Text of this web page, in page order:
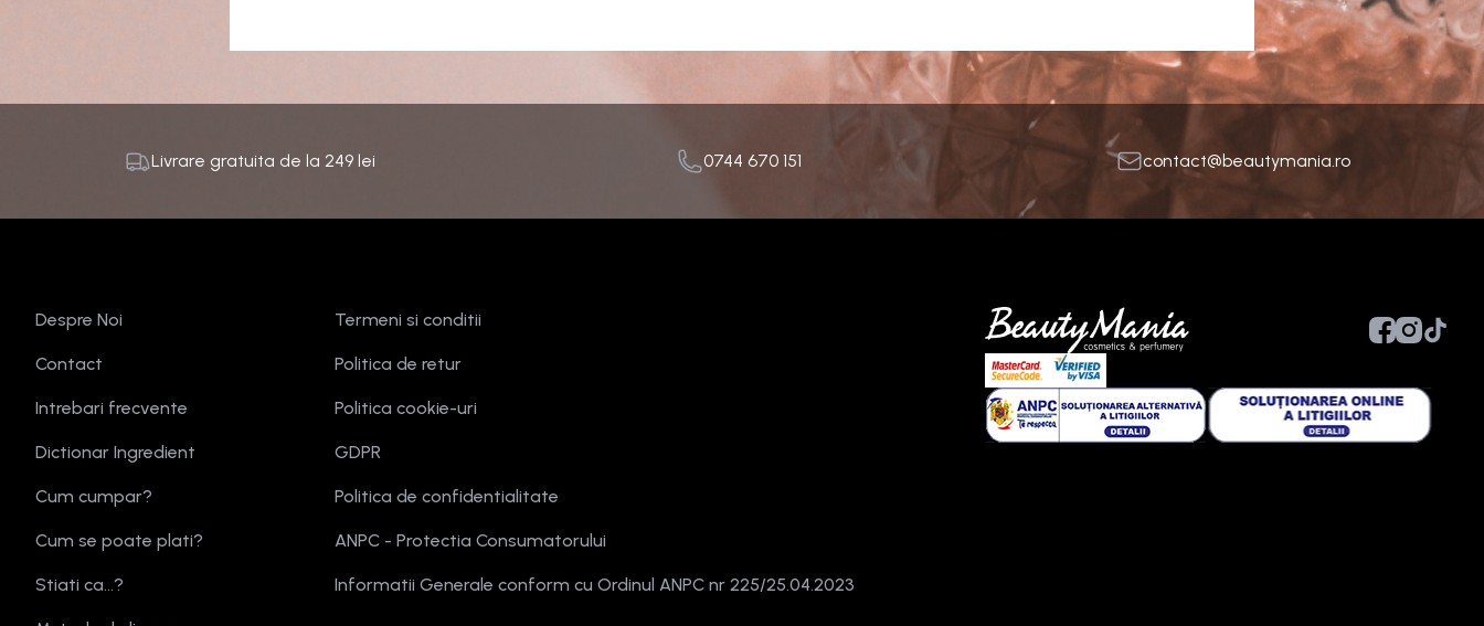
Livrare gratuita de la249 lei 0744 670 151 contact@beautymania.ro
Despre Noi
Contact
Intrebari frecvente
Dictionar Ingredient
Cum cumpar?
Cum se poate plati?
Stiati ca...?
Termeni si conditii
Politica de retur
Politica cookie-uri
GDPR
Politica de confidentialitate
ANPC - Protectia Consumatorului
Informatii Generale conform cu Ordinul ANPC nr 225/25.04.2023